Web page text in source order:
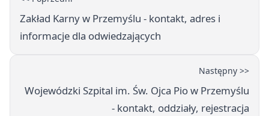
Zakład Karny w Przemyślu - kontakt, adres i
informacje dla odwiedzających
Następny >>
Wojewódzki Szpital im. Św. Ojca Pio w Przemyślu
- kontakt, oddziały, rejestracja